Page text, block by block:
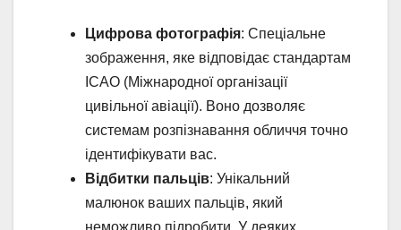
Цифрова фотографія: Спеціальне
зображення, яке відповідає стандартам
ICAO (Міжнародної організації
цивільної авіації). Воно дозволяє
системам розпізнавання обличчя точно
ідентифікувати вас.
Відбитки пальців: Унікальний
малюнок ваших пальців, який
неможливо підробити. У деяких